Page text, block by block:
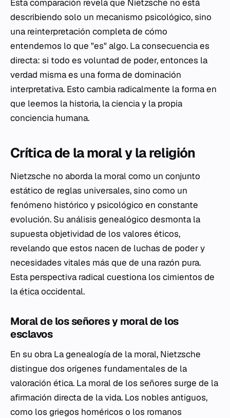
Esta comparación revela que Nietzsche no está
describiendo solo un mecanismo psicológico, sino
una reinterpretación completa de cómo
entendemos lo que "es" algo. La consecuencia es
directa: si todo es voluntad de poder, entonces la
verdad misma es una forma de dominación
interpretativa. Esto cambia radicalmente la forma en
que leemos la historia, la ciencia y la propia
conciencia humana.
Crítica de la moral y la religión
Nietzsche no aborda la moral como un conjunto
estático de reglas universales, sino como un
fenómeno histórico y psicológico en constante
evolución. Su análisis genealógico desmonta la
supuesta objetividad de los valores éticos,
revelando que estos nacen de luchas de poder y
necesidades vitales más que de una razón pura.
Esta perspectiva radical cuestiona los cimientos de
laéticaoccidental.
Moral de los señores y moral de los
esclavos
En su obra La genealogía de la moral, Nietzsche
distingue dos orígenes fundamentales de la
valoración ética. La moral de los señores surge de la
afirmación directa de la vida. Los nobles antiguos,
como los griegos homéricos o los romanos